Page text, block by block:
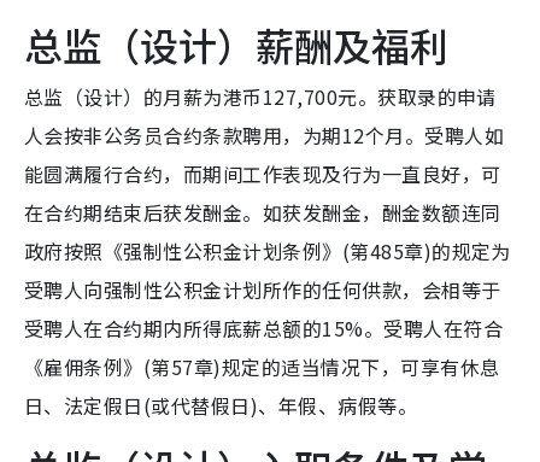
总监（设计）薪酬及福利
总监（设计）的月薪为港币127,700元。获取录的申请
人会按非公务员合约条款聘用，为期12个月。受聘人如
能圆满履行合约，而期间工作表现及行为一直良好，可
在合约期结束后获发酬金。如获发酬金，酬金数额连同
政府按照《强制性公积金计划条例》(第485章)的规定为
受聘人向强制性公积金计划所作的任何供款，会相等于
受聘人在合约期内所得底薪总额的15%。受聘人在符合
《雇佣条例》(第57章)规定的适当情况下，可享有休息
日、法定假日(或代替假日)、年假、病假等。